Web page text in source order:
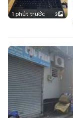
1 phút trước 3